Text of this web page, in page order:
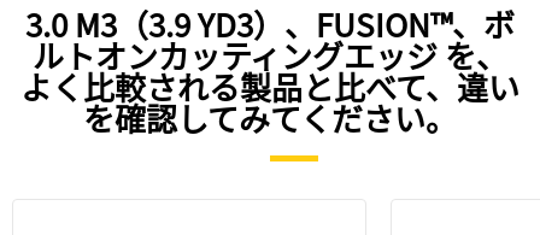
3.0 M3（3.9 YD3）、FUSION™、ボ
ルトオンカッティングエッジ を、
よく比較される製品と比べて、違い
を確認してみてください。